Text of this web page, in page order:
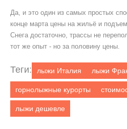
Да, и это один из самых простых
конце марта цены на жильё и
Снега достаточно, трассы не
тот же опыт - но за половину цены.
Теги: лыжи Италия лыжи
горнолыжные курорты
лыжи дешевле